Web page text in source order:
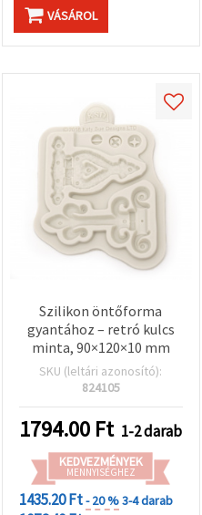
VÁSÁROL
Szilikon öntőforma
gyantához – retró kulcs
minta, 90×120×10 mm
SKU (leltári azonosító):
824105
1794.00 Ft 1-2 darab
KEDVEZMÉNYEK
MENNYISÉGHEZ
1435.20 Ft- 20 %3-4 darab